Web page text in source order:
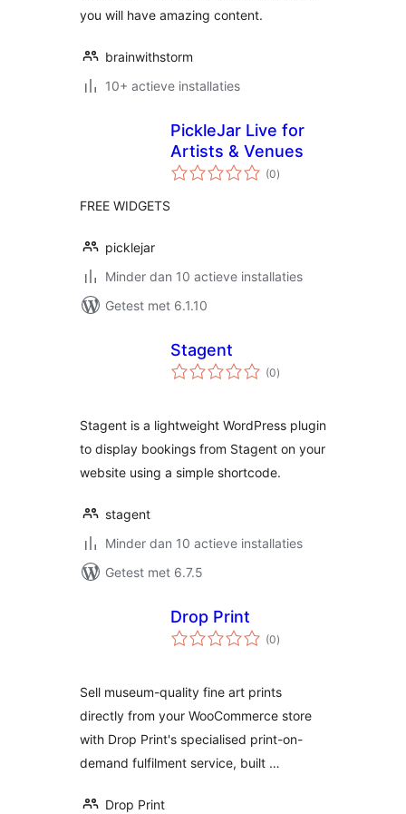
you will have amazing content.
brainwithstorm
10+ actieve installaties
PickleJar Live for
Artists & Venues
(0totaal
waarderingen
)
FREE WIDGETS
picklejar
Minder dan 10 actieve installaties
Getest met 6.1.10
Stagent
(0totaal
waarderingen
)
Stagent is a lightweight WordPress plugin
to display bookings from Stagent on your
website using a simple shortcode.
stagent
Minder dan 10 actieve installaties
Getest met 6.7.5
Drop Print
(0totaal
waarderingen
)
Sell museum-quality fine art prints
directly from your WooCommerce store
with Drop Print's specialised print-on-
demand fulfilment service, built …
Drop Print